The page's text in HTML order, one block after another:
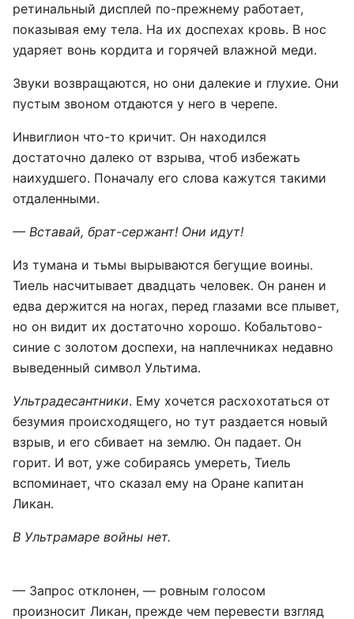
ретинальный дисплей по-прежнему работает,
показывая ему тела. На их доспехах кровь. В нос
ударяет вонь кордита и горячей влажной меди.
Звуки возвращаются, но они далекие и глухие. Они
пустым звоном отдаются у него в черепе.
Инвиглион что-то кричит. Он находился
достаточно далеко от взрыва, чтоб избежать
наихудшего. Поначалу его слова кажутся такими
отдаленными.
— Вставай, брат-сержант! Они идут!
Из тумана и тьмы вырываются бегущие воины.
Тиель насчитывает двадцать человек. Он ранен и
едва держится на ногах, перед глазами все плывет,
но он видит их достаточно хорошо. Кобальтово-
синие с золотом доспехи, на наплечниках недавно
выведенный символ Ультима.
Ультрадесантники. Ему хочется расхохотаться от
безумия происходящего, но тут раздается новый
взрыв, и его сбивает на землю. Он падает. Он
горит. И вот, уже собираясь умереть, Тиель
вспоминает, что сказал ему на Оране капитан
Ликан.
В Ультрамаре войны нет.
— Запрос отклонен, — ровным голосом
произносит Ликан, прежде чем перевести взгляд